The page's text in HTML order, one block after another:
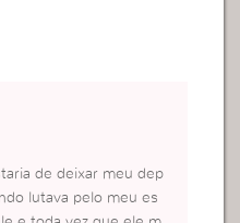
de deixar meu dep
lutava pelo meu es